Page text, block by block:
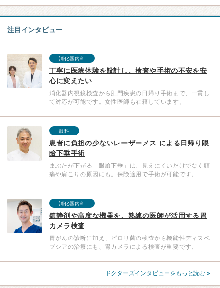
注目インタビュー
消化器内科
丁寧に医療体験を設計し、検査や手術の不安を安
心に変えたい
消化器内視鏡検査から肛門疾患の日帰り手術まで、一貫し
て対応が可能です。女性医師も在籍しています。
眼科
患者に負担の少ないレーザーメス による日帰り眼
瞼下垂手術
まぶたが下がる「眼瞼下垂」は、見えにくいだけでなく頭
痛や肩こりの原因にも。保険適用で手術が可能です。
消化器内科
鎮静剤や高度な機器を、熟練の医師が活用する胃
カメラ検査
胃がんの診断に加え、ピロリ菌の検査から機能性ディスペ
プシアの治療にも、胃カメラによる検査が重要です。
ドクターズインタビューをもっと読む »